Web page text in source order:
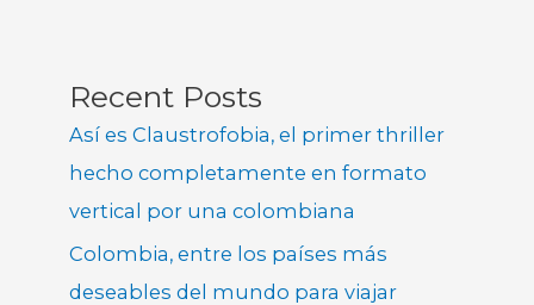
Recent Posts
Así es Claustrofobia, el primer thriller
hecho completamente en formato
vertical por una colombiana
Colombia, entre los países más
deseables del mundo para viajar